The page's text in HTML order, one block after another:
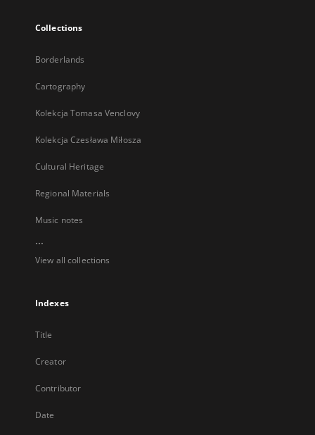
Collections
Borderlands
Cartography
Kolekcja Tomasa Venclovy
Kolekcja Czesława Miłosza
Cultural Heritage
Regional Materials
Music notes
...
View all collections
Indexes
Title
Creator
Contributor
Date